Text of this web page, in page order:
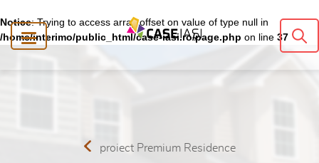
Notice: Trying to access array offset on value of type null in
/home/interimo/public_html/case-iasi.ro/page.php on line 37
proiect Premium Residence